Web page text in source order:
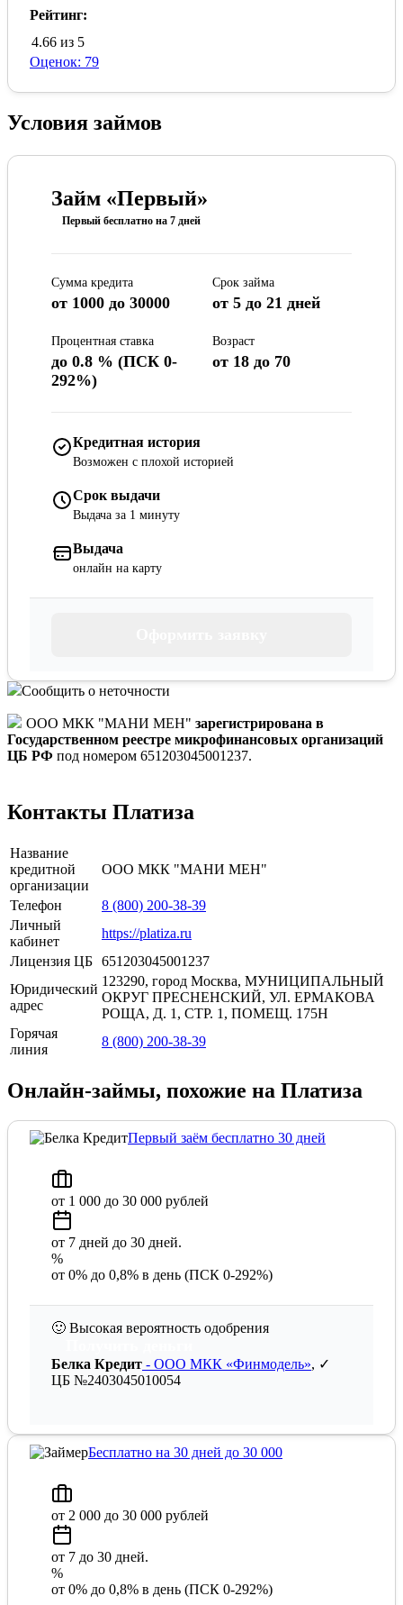
Рейтинг:
4.66 из 5
Оценок: 79
Условия займов
Займ «Первый»
Первый бесплатно на 7 дней
Сумма кредита
от 1000 до 30000
Срок займа
от 5 до 21 дней
Процентная ставка
до 0.8 % (ПСК 0-
292%)
Возраст
от 18 до 70
Кредитная история
Возможен с плохой историей
Срок выдачи
Выдача за 1 минуту
Выдача
онлайн на карту
Сообщить о неточности
ООО МКК "МАНИ МЕН" зарегистрирована в
Государственном реестре микрофинансовых организаций
ЦБ РФ под номером 651203045001237.
Контакты Платиза
Название
кредитной
организации
ООО МКК "МАНИ МЕН"
Телефон
8 (800) 200-38-39
Личный
кабинет
https://platiza.ru
Лицензия ЦБ 651203045001237
Юридический
адрес
123290, город Москва, МУНИЦИПАЛЬНЫЙ
ОКРУГ ПРЕСНЕНСКИЙ, УЛ. ЕРМАКОВА
РОЩА, Д. 1, СТР. 1, ПОМЕЩ. 175Н
Горячая
линия
8 (800) 200-38-39
Онлайн-займы, похожие на Платиза
Первый заём бесплатно 30 дней
от 1 000 до 30 000 рублей
от 7 дней до 30 дней.
%
от 0% до 0,8% в день (ПСК 0-292%)
🙂 Высокая вероятность одобрения
Белка Кредит - ООО МКК «Финмодель», ✓
ЦБ №2403045010054
Бесплатно на 30 дней до 30 000
от 2 000 до 30 000 рублей
от 7 до 30 дней.
%
от 0% до 0,8% в день (ПСК 0-292%)